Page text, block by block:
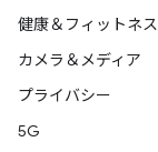
健康＆フィットネス
カメラ＆メディア
プライバシー
5G